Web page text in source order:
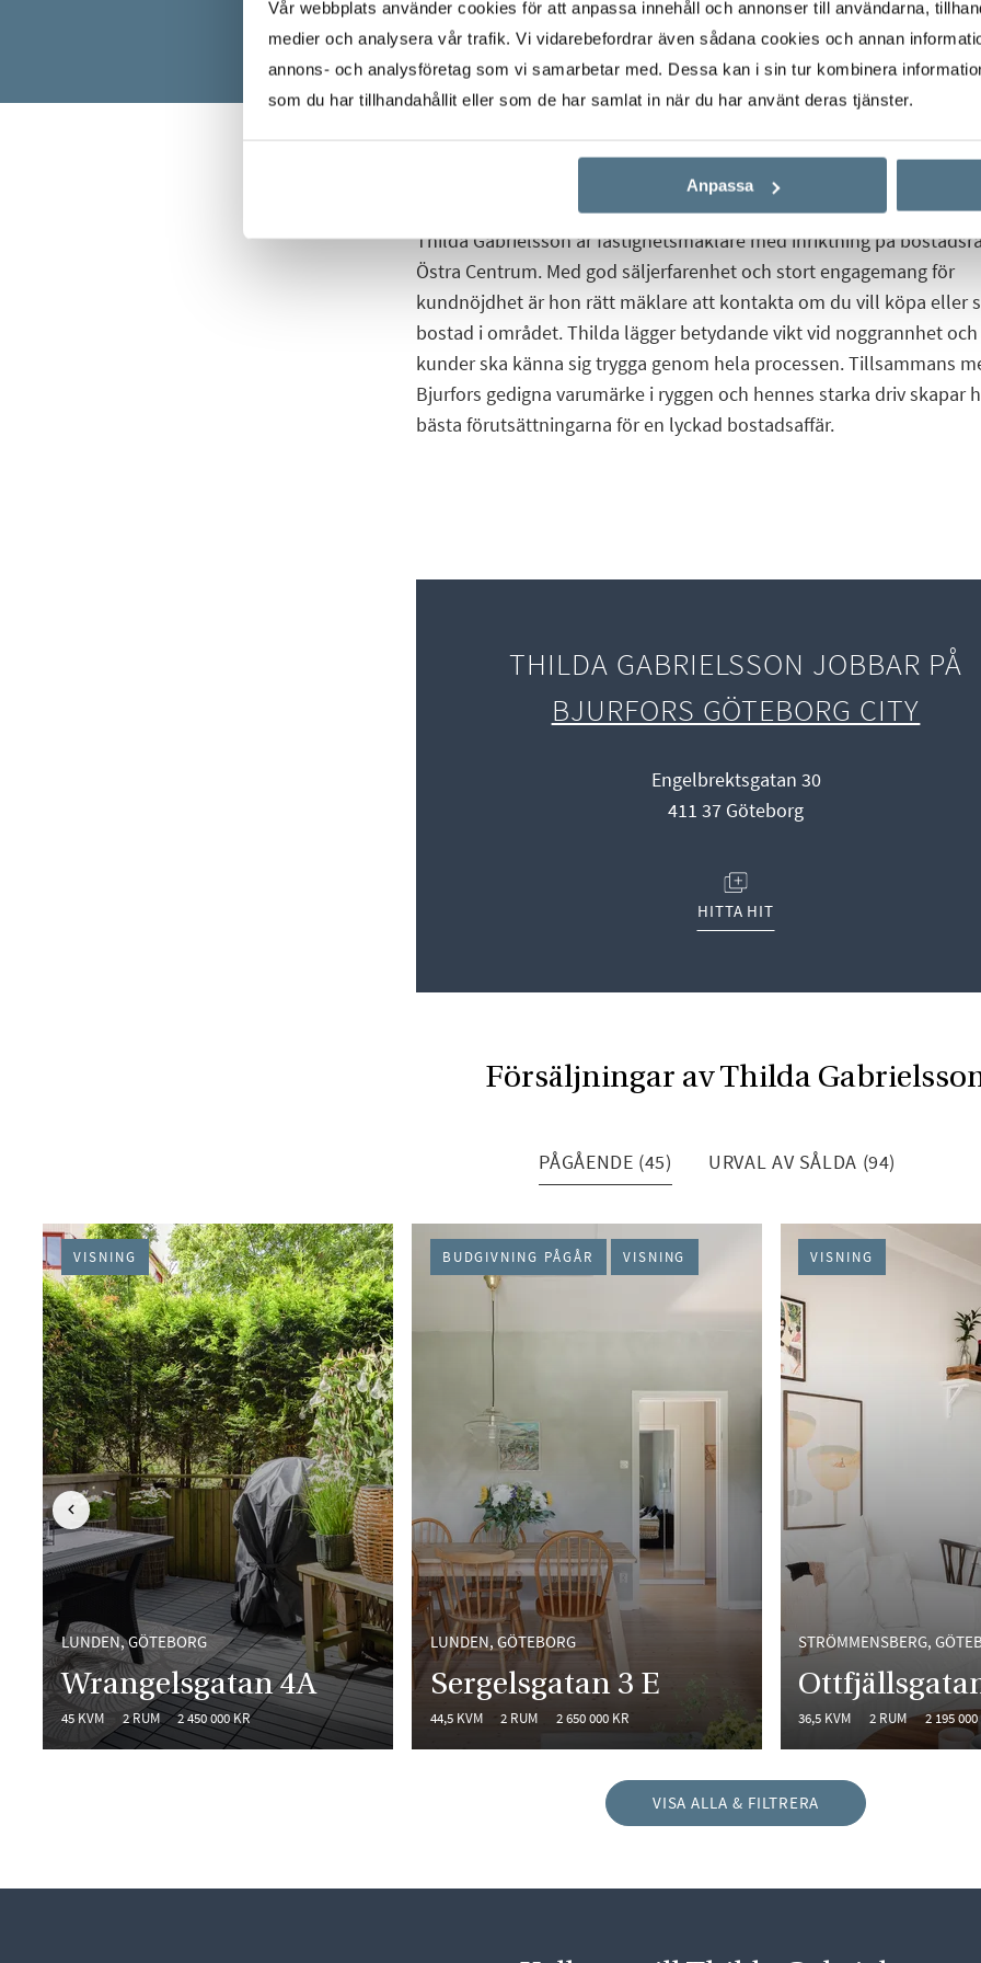
Vår webbplats använder cookies för att anpassa innehåll och annonser till användarna,
medier och analysera vår trafik. Vi vidarebefordrar även sådana cookies och annan
annons- och analysföretag som vi samarbetar med. Dessa kan i sin tur kombinera
som du har tillhandahållit eller som de har samlat in när du har använt deras tjänster.
Anpassa
Start Våra mäklare Thilda Gabrielsson
Thilda Gabrielsson är fastighetsmäklare med inriktning på
Östra Centrum. Med god säljerfarenhet och stort engagemang för
kundnöjdhet är hon rätt mäklare att kontakta om du vill köpa eller
bostad i området. Thilda lägger betydande vikt vid noggrannhet
kunder ska känna sig trygga genom hela processen. Tillsammans
Bjurfors gedigna varumärke i ryggen och hennes starka driv skapar
bästa förutsättningarna för en lyckad bostadsaffär.
THILDA GABRIELSSON JOBBAR PÅ
BJURFORS GÖTEBORG CITY
Engelbrektsgatan 30
411 37 Göteborg
HITTA HIT
(ÖPPNAS I NYTT FÖNSTER)
Försäljningar av Thilda
PÅGÅENDE (45) URVAL AV SÅLDA (94)
PÅGÅENDE (45)
LUNDEN, GÖTEBORG
Wrangelsgatan 4A
45 KVM 2 RUM 2 450 000 KR
VISNING
LUNDEN, GÖTEBORG
Sergelsgatan 3 E
44,5 KVM 2 RUM 2 650 000 KR
BUDGIVNING PÅGÅR VISNING
STRÖMMENSBERG,
36,5 KVM 2 RUM 2 195
VISNING
BAKÅT I LISTAN
VISA ALLA & FILTRERA